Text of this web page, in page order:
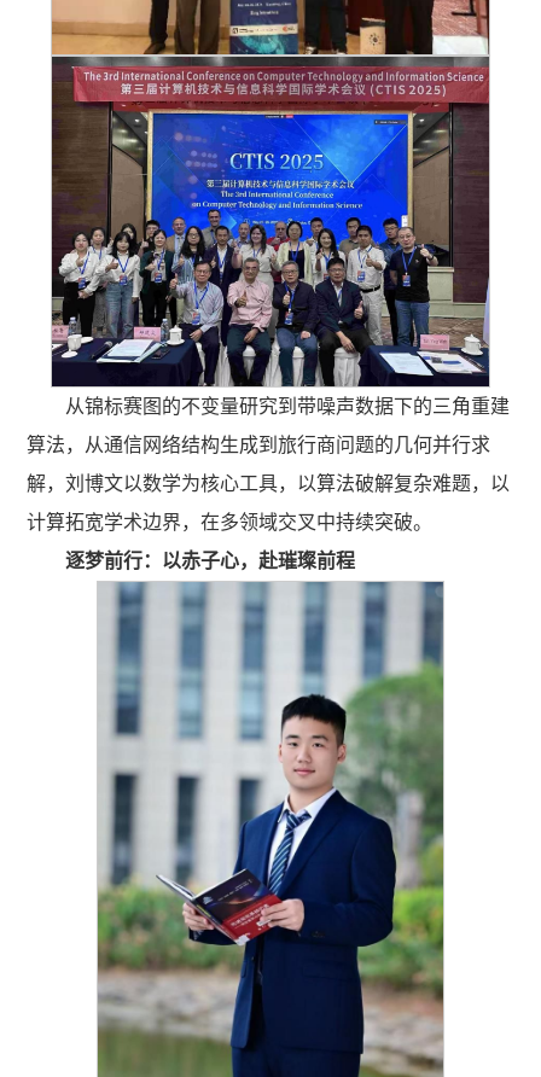
从锦标赛图的不变量研究到带噪声数据下的三角重建
算法，从通信网络结构生成到旅行商问题的几何并行求
解，刘博文以数学为核心工具，以算法破解复杂难题，以
计算拓宽学术边界，在多领域交叉中持续突破。
逐梦前行：以赤子心，赴璀璨前程